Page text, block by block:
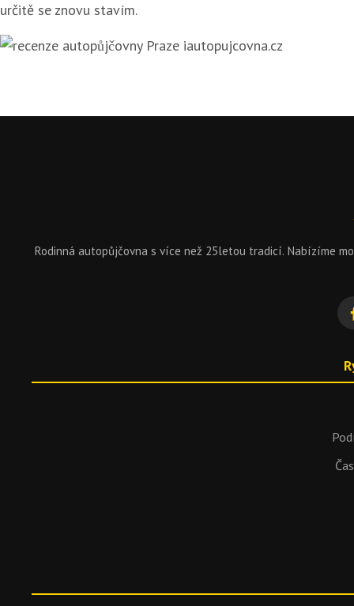
určitě se znovu stavím.
Rodinná autopůjčovna s více než 25letou tradicí. Nabízíme